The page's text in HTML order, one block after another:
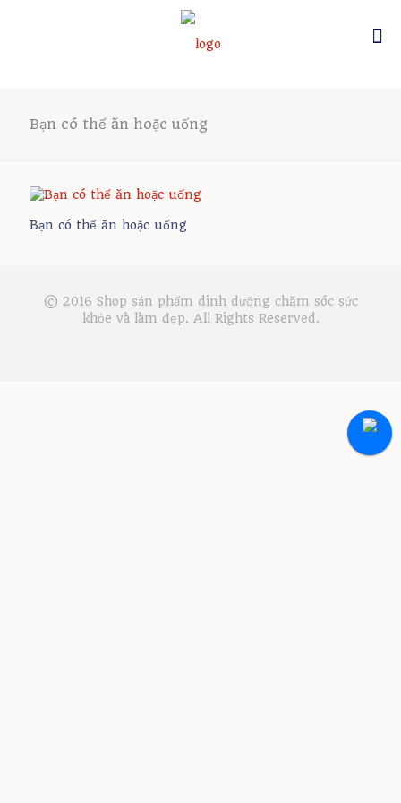
Bạn có thể ăn hoặc uống
Bạn có thể ăn hoặc uống
© 2016 Shop sản phẩm dinh dưỡng chăm sóc sức
khỏe và làm đẹp. All Rights Reserved.